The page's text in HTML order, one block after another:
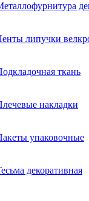
липучки
ткань
накладки
упаковочные
декоративная